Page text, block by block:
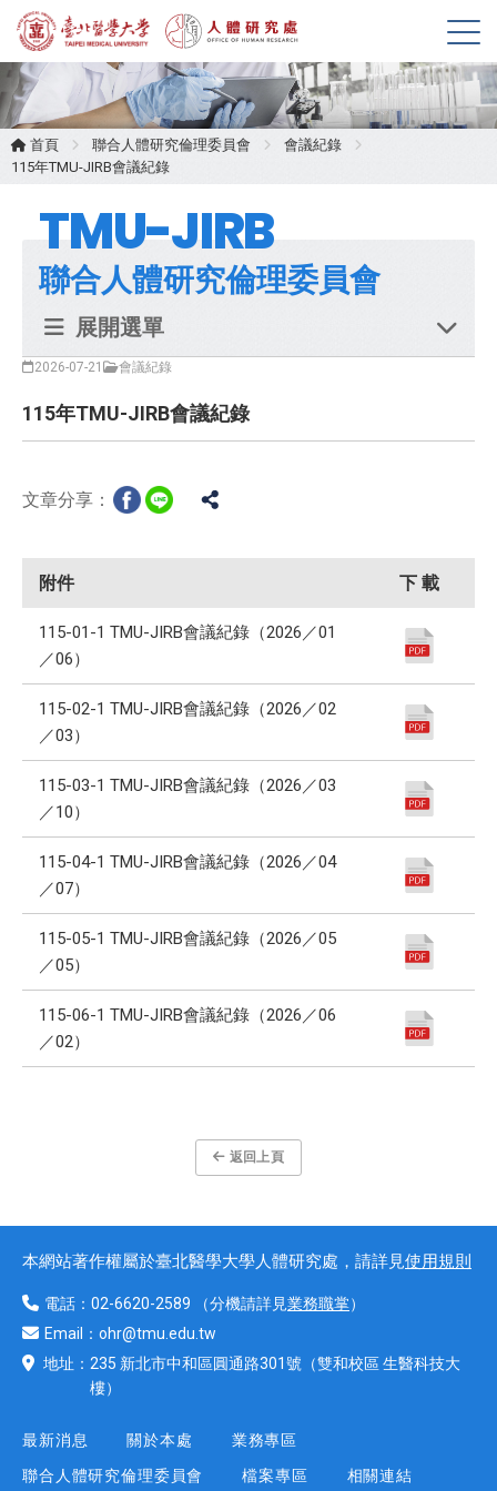
展
開
選
單
首頁 聯合人體研究倫理委員會
會議紀錄
115年TMU-JIRB會議紀錄
TMU-JIRB
聯合人體研究倫理委員會
展開選單
2026-07-21 會議紀錄
115年TMU-JIRB會議紀錄
文章分享：
附件 下 載
115-01-1 TMU-JIRB會議紀錄（2026／01
／06）
115-02-1 TMU-JIRB會議紀錄（2026／02
／03）
115-03-1 TMU-JIRB會議紀錄（2026／03
／10）
115-04-1 TMU-JIRB會議紀錄（2026／04
／07）
115-05-1 TMU-JIRB會議紀錄（2026／05
／05）
115-06-1 TMU-JIRB會議紀錄（2026／06
／02）
返回上頁
本網站著作權屬於臺北醫學大學人體研究處，請詳見使用規則
電話： 02-6620-2589 （分機請詳見業務職掌）
Email： ohr@tmu.edu.tw
地址： 235 新北市中和區圓通路301號 （雙和校區 生醫科技大
樓）
最新消息 關於本處
業務專區
聯合人體研究倫理委員會
檔案專區 相關連結